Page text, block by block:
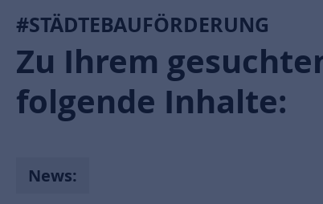
#STÄDTEBAUFÖRDERUNG
Zu Ihrem
folgende Inhalte:
News: